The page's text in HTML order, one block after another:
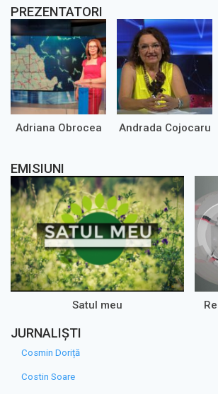
PREZENTATORI
Adriana Obrocea Andrada Cojocaru
EMISIUNI
Satul meu
JURNALIȘTI
Cosmin Doriță
Costin Soare